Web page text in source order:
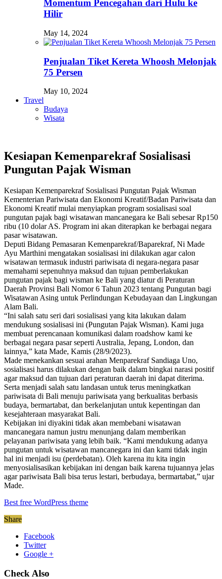
Momentum Pencegahan dari Hulu ke
Hilir
May 14, 2024
Penjualan Tiket Kereta Whoosh Melonjak
75 Persen
May 10, 2024
Travel
Budaya
Wisata
Kesiapan Kemenparekraf Sosialisasi
Pungutan Pajak Wisman
Kesiapan Kemenparekraf Sosialisasi Pungutan Pajak Wisman
Kementerian Pariwisata dan Ekonomi Kreatif/Badan Pariwisata dan
Ekonomi Kreatif mulai menyiapkan program sosialisasi soal
pungutan pajak bagi wisatawan mancanegara ke Bali sebesar Rp150
ribu (10 dolar AS. Program ini akan diterapkan ke berbagai negara
pasar wisatawan.
Deputi Bidang Pemasaran Kemenparekraf/Baparekraf, Ni Made
Ayu Marthini mengatakan sosialisasi ini dilakukan agar calon
wisatawan termasuk industri pariwisata di negara-negara pasar
memahami sepenuhnya maksud dan tujuan pemberlakukan
pungutan pajak bagi wisman ke Bali yang diatur di Peraturan
Daerah Provinsi Bali Nomor 6 Tahun 2023 tentang Pungutan bagi
Wisatawan Asing untuk Perlindungan Kebudayaan dan Lingkungan
Alam Bali.
“Ini salah satu seri dari sosialisasi yang kita lakukan dalam
mendukung sosialisasi ini (Pungutan Pajak Wisman). Kami juga
membuat perencanaan komunikasi dalam roadshow kami ke
berbagai negara pasar seperti Australia, Jepang, London, dan
lainnya,” kata Made, Kamis (28/9/2023).
Made menekankan sesuai arahan Menparekraf Sandiaga Uno,
sosialisasi harus dilakukan dengan baik dalam bingkai narasi positif
agar maksud dan tujuan dari peraturan daerah ini dapat diterima.
Serta menjadi salah satu landasan untuk terus meningkatkan
pariwisata di Bali menuju pariwisata yang berkualitas berbasis
budaya, bermartabat, dan berkelanjutan untuk kepentingan dan
kesejahteraan masyarakat Bali.
Kebijakan ini diyakini tidak akan membebani wisatawan
mancanegara namun justru menunjang dalam memberikan
pelayanan pariwisata yang lebih baik. “Kami mendukung adanya
pungutan untuk wisatawan mancanegara ini dan kami tidak ingin
hal ini menjadi isu (perdebatan). Oleh karena itu kita ingin
menyosialisasikan kebijakan ini dengan baik karena tujuannya jelas
agar pariwisata Bali bisa terus lestari, berbudaya, bermartabat,” ujar
Made.
Best free WordPress theme
Share
Facebook
Twitter
Google +
Check Also